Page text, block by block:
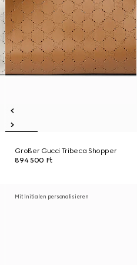
Großer Gucci Tribeca Shopper
894 500 Ft
Mit Initialen personalisieren